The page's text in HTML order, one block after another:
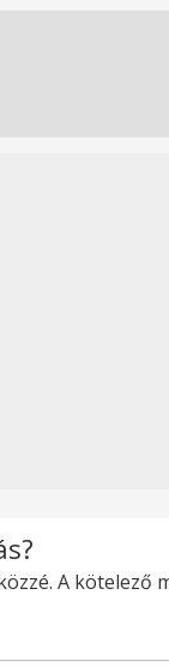
A kötelező